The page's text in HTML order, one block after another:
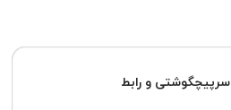
سرپیچگوشتی و رابط